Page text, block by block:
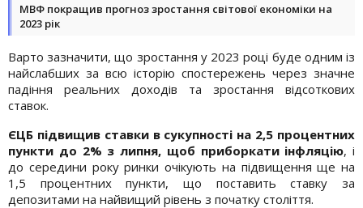
МВФ покращив прогноз зростання світової економіки на
2023 рік
Варто зазначити, що зростання у 2023 році буде одним із
найслабших за всю історію спостережень через значне
падіння реальних доходів та зростання відсоткових
ставок.
ЄЦБ підвищив ставки в сукупності на 2,5 процентних
пункти до 2% з липня, щоб приборкати інфляцію, і
до середини року ринки очікують на підвищення ще на
1,5 процентних пункти, що поставить ставку за
депозитами на найвищий рівень з початку століття.